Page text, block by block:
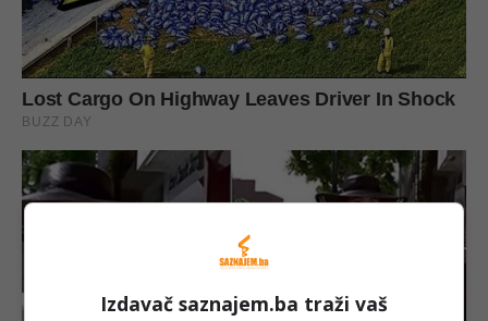
Izdavač saznajem.ba traži vaš